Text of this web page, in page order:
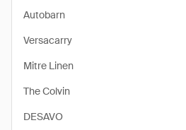
Autobarn
Versacarry
Mitre Linen
The Colvin
DESAVO